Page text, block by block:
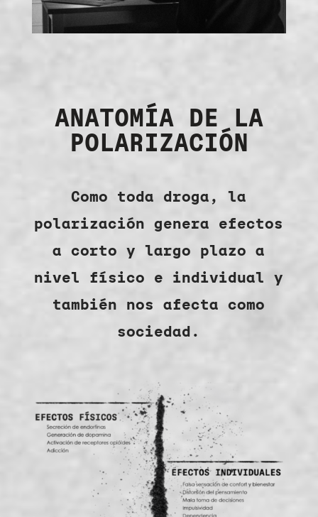
ANATOMÍA DE LA
POLARIZACIÓN
Como toda droga, la
polarización genera efectos
a corto y largo plazo a
nivel físico e individual y
también nos afecta como
sociedad.